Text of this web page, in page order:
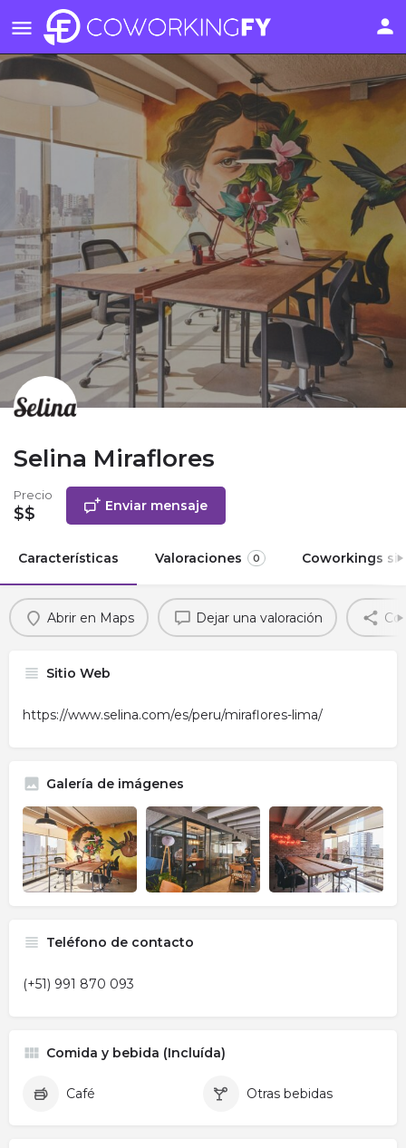
Selina Miraflores
Precio
$$ Enviar mensaje
Características Valoraciones 0 Coworkings
Abrir en Maps Dejar una valoración
Sitio Web
https://www.selina.com/es/peru/miraflores-lima/
Galería de imágenes
Teléfono de contacto
(+51) 991 870 093
Comida y bebida (Incluída)
Café Otras bebidas